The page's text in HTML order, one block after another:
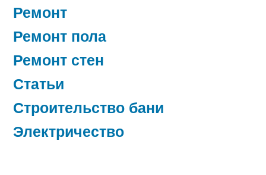
Ремонт
Ремонт пола
Ремонт стен
Статьи
Строительство бани
Электричество